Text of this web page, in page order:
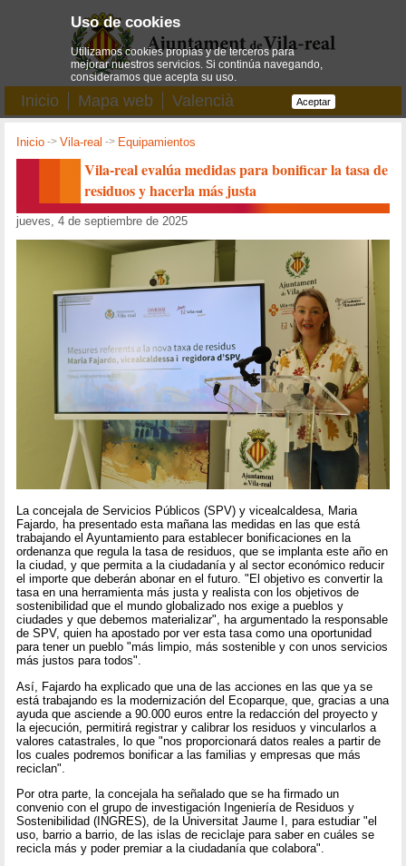
Inicio Mapa web Valencià
Inicio ->Vila-real -> Equipamientos
Vila-real evalúa medidas para bonificar la tasa de
residuos y hacerla más justa
jueves, 4 de septiembre de 2025
La concejala de Servicios Públicos (SPV) y vicealcaldesa, Maria
Fajardo, ha presentado esta mañana las medidas en las que está
trabajando el Ayuntamiento para establecer bonificaciones en la
ordenanza que regula la tasa de residuos, que se implanta este año en
la ciudad, y que permita a la ciudadanía y al sector económico reducir
el importe que deberán abonar en el futuro. "El objetivo es convertir la
tasa en una herramienta más justa y realista con los objetivos de
sostenibilidad que el mundo globalizado nos exige a pueblos y
ciudades y que debemos materializar", ha argumentado la responsable
de SPV, quien ha apostado por ver esta tasa como una oportunidad
para tener un pueblo "más limpio, más sostenible y con unos servicios
más justos para todos".
Así, Fajardo ha explicado que una de las acciones en las que ya se
está trabajando es la modernización del Ecoparque, que, gracias a una
ayuda que asciende a 90.000 euros entre la redacción del proyecto y
la ejecución, permitirá registrar y calibrar los residuos y vincularlos a
valores catastrales, lo que "nos proporcionará datos reales a partir de
los cuales podremos bonificar a las familias y empresas que más
reciclan".
Por otra parte, la concejala ha señalado que se ha firmado un
convenio con el grupo de investigación Ingeniería de Residuos y
Sostenibilidad (INGRES), de la Universitat Jaume I, para estudiar "el
uso, barrio a barrio, de las islas de reciclaje para saber en cuáles se
recicla más y poder premiar a la ciudadanía que colabora".
Uso de cookies
Utilizamos cookies propias y de terceros para
mejorar nuestros servicios. Si continúa navegando,
consideramos que acepta su uso.
Aceptar